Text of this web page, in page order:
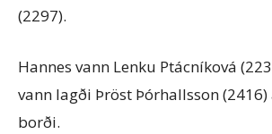
(2297).
Hannes vann Lenku Ptácníková
vann lagði Þröst Þórhallsson
borði.